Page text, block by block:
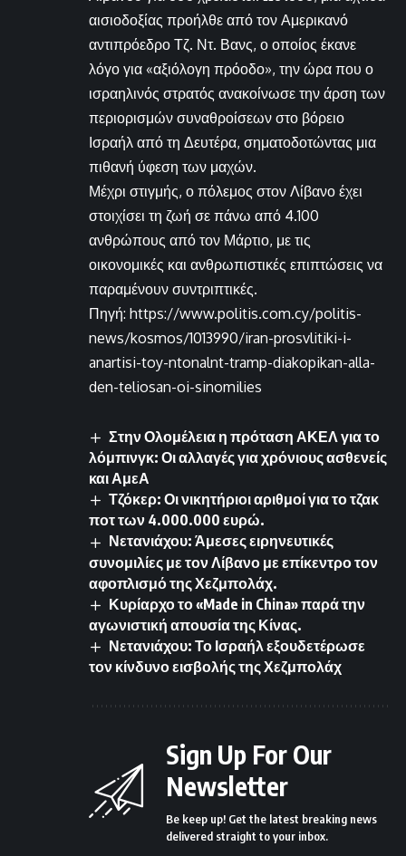
αισιοδοξίας προήλθε από τον Αμερικανό
αντιπρόεδρο Τζ. Ντ. Βανς, ο οποίος έκανε
λόγο για «αξιόλογη πρόοδο», την ώρα που ο
ισραηλινός στρατός ανακοίνωσε την άρση των
περιορισμών συναθροίσεων στο βόρειο
Ισραήλ από τη Δευτέρα, σηματοδοτώντας μια
πιθανή ύφεση των μαχών.
Μέχρι στιγμής, ο πόλεμος στον Λίβανο έχει
στοιχίσει τη ζωή σε πάνω από 4.100
ανθρώπους από τον Μάρτιο, με τις
οικονομικές και ανθρωπιστικές επιπτώσεις να
παραμένουν συντριπτικές.
Πηγή: https://www.politis.com.cy/politis-
news/kosmos/1013990/iran-prosvlitiki-i-
anartisi-toy-ntonalnt-tramp-diakopikan-alla-
den-teliosan-oi-sinomilies
Στην Ολομέλεια η πρόταση ΑΚΕΛ για το
λόμπινγκ: Οι αλλαγές για χρόνιους ασθενείς
και ΑμεΑ
Τζόκερ: Οι νικητήριοι αριθμοί για το τζακ
ποτ των 4.000.000 ευρώ.
Νετανιάχου: Άμεσες ειρηνευτικές
συνομιλίες με τον Λίβανο με επίκεντρο τον
αφοπλισμό της Χεζμπολάχ.
Κυρίαρχο το «Made in China» παρά την
αγωνιστική απουσία της Κίνας.
Νετανιάχου: Το Ισραήλ εξουδετέρωσε
τον κίνδυνο εισβολής της Χεζμπολάχ
Sign Up For Our
Newsletter
Be keep up! Get the latest breaking news
delivered straight to your inbox.